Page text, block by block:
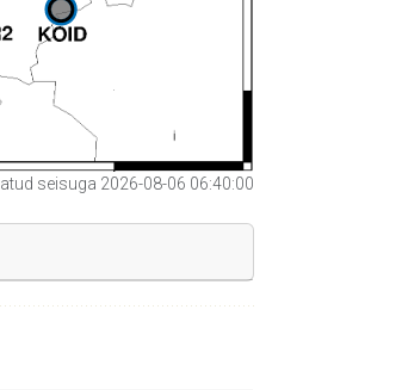
seisuga 2026-08-06 06:40:00